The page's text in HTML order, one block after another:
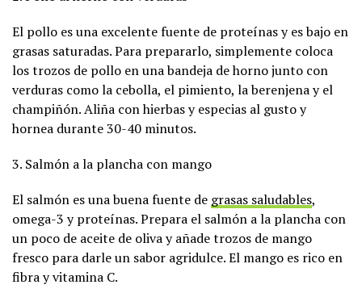
El pollo es una excelente fuente de proteínas y es bajo en
grasas saturadas. Para prepararlo, simplemente coloca
los trozos de pollo en una bandeja de horno junto con
verduras como la cebolla, el pimiento, la berenjena y el
champiñón. Aliña con hierbas y especias al gusto y
hornea durante 30-40 minutos.
3. Salmón a la plancha con mango
El salmón es una buena fuente de grasas saludables,
omega-3 y proteínas. Prepara el salmón a la plancha con
un poco de aceite de oliva y añade trozos de mango
fresco para darle un sabor agridulce. El mango es rico en
fibra y vitamina C.